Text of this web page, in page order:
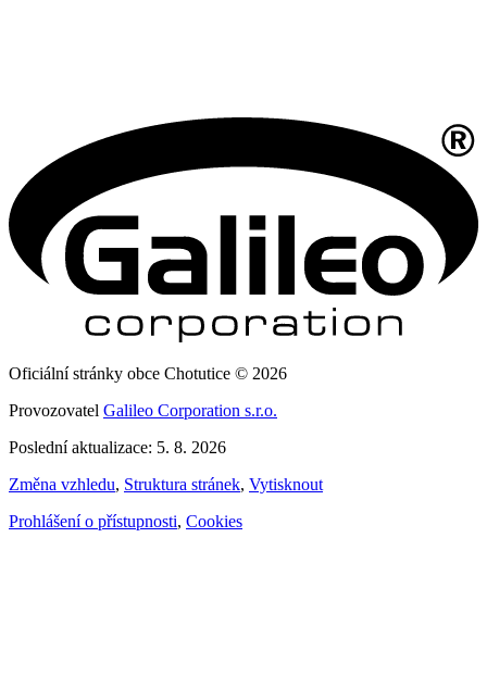
Oficiální stránky obce Chotutice © 2026
Provozovatel Galileo Corporation s.r.o.
Poslední aktualizace: 5. 8. 2026
Změna vzhledu, Struktura stránek, Vytisknout
Prohlášení o přístupnosti, Cookies